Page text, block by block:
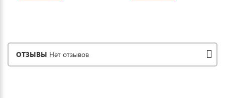
ОТЗЫВЫ Нет отзывов